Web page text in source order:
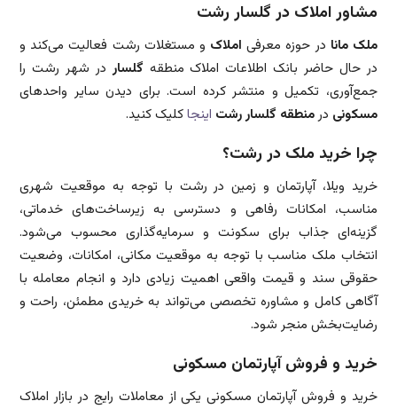
مشاور املاک در گلسار رشت
ملک مانا در حوزه معرفی املاک و مستغلات رشت فعالیت می‌کند و
در حال حاضر بانک اطلاعات املاک منطقه گلساردر شهر رشت را
جمع‌آوری، تکمیل و منتشر کرده است. برای دیدن سایر واحدهای
مسکونی درمنطقه گلسار رشت اینجاکلیک کنید.
چرا خرید ملک در رشت؟
خرید ویلا، آپارتمان و زمین در رشت با توجه به موقعیت شهری
مناسب، امکانات رفاهی و دسترسی به زیرساخت‌های خدماتی،
گزینه‌ای جذاب برای سکونت و سرمایه‌گذاری محسوب می‌شود.
انتخاب ملک مناسب با توجه به موقعیت مکانی، امکانات، وضعیت
حقوقی سند و قیمت واقعی اهمیت زیادی دارد و انجام معامله با
آگاهی کامل و مشاوره تخصصی می‌تواند به خریدی مطمئن، راحت و
رضایت‌بخش منجر شود.
خرید و فروش آپارتمان مسکونی
خرید و فروش آپارتمان مسکونی یکی از معاملات رایج در بازار املاک